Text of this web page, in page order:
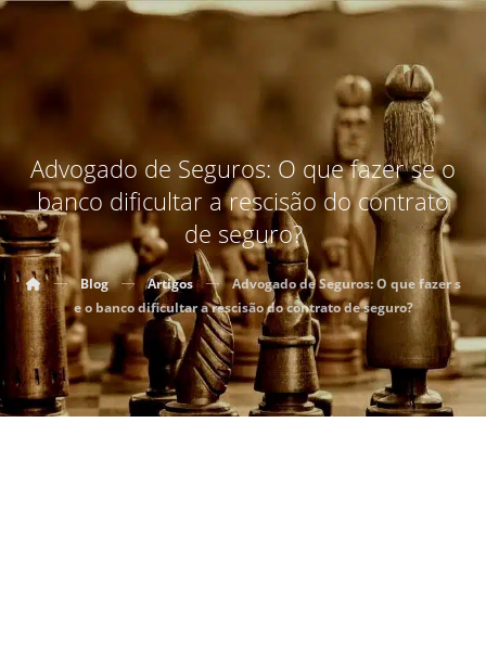
Advogado de Seguros: O que fazer se o
banco dificultar a rescisão do contrato
de seguro?
Blog Artigos
Advogado de Seguros: O que fazer s
e o banco dificultar a rescisão do contrato de seguro?